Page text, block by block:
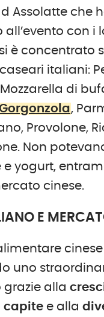
Assolatte che
con i
è concentrato
italiani:
Mozzarella di
,
Provolone,
Non
e yogurt,
cinese.
E
uno
alla
capite e alla